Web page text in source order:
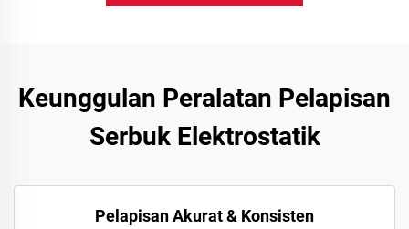
Keunggulan Peralatan Pelapisan
Serbuk Elektrostatik
Pelapisan Akurat & Konsisten